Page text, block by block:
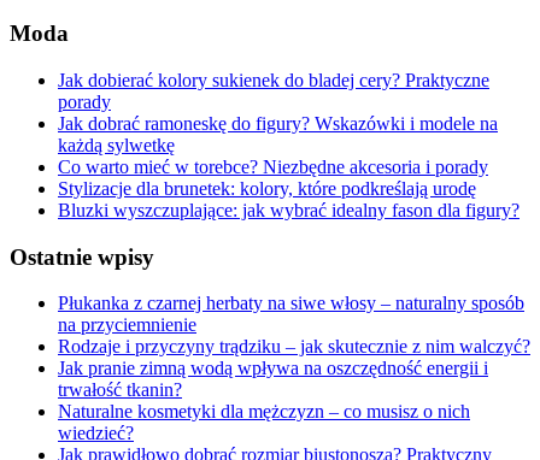
Moda
Jak dobierać kolory sukienek do bladej cery? Praktyczne
porady
Jak dobrać ramoneskę do figury? Wskazówki i modele na
każdą sylwetkę
Co warto mieć w torebce? Niezbędne akcesoria i porady
Stylizacje dla brunetek: kolory, które podkreślają urodę
Bluzki wyszczuplające: jak wybrać idealny fason dla figury?
Ostatnie wpisy
Płukanka z czarnej herbaty na siwe włosy – naturalny sposób
na przyciemnienie
Rodzaje i przyczyny trądziku – jak skutecznie z nim walczyć?
Jak pranie zimną wodą wpływa na oszczędność energii i
trwałość tkanin?
Naturalne kosmetyki dla mężczyzn – co musisz o nich
wiedzieć?
Jak prawidłowo dobrać rozmiar biustonosza? Praktyczny